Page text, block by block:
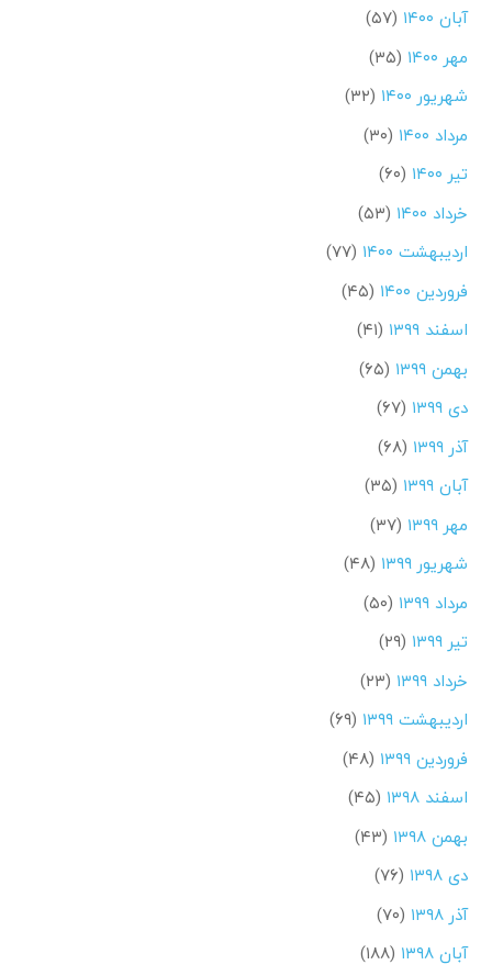
آبان ۱۴۰۰
(۵۷)
مهر ۱۴۰۰
(۳۵)
شهریور ۱۴۰۰
(۳۲)
مرداد ۱۴۰۰
(۳۰)
تیر ۱۴۰۰
(۶۰)
خرداد ۱۴۰۰
(۵۳)
اردیبهشت ۱۴۰۰
(۷۷)
فروردین ۱۴۰۰
(۴۵)
اسفند ۱۳۹۹
(۴۱)
بهمن ۱۳۹۹
(۶۵)
دی ۱۳۹۹
(۶۷)
آذر ۱۳۹۹
(۶۸)
آبان ۱۳۹۹
(۳۵)
مهر ۱۳۹۹
(۳۷)
شهریور ۱۳۹۹
(۴۸)
مرداد ۱۳۹۹
(۵۰)
تیر ۱۳۹۹
(۲۹)
خرداد ۱۳۹۹
(۲۳)
اردیبهشت ۱۳۹۹
(۶۹)
فروردین ۱۳۹۹
(۴۸)
اسفند ۱۳۹۸
(۴۵)
بهمن ۱۳۹۸
(۴۳)
دی ۱۳۹۸
(۷۶)
آذر ۱۳۹۸
(۷۰)
آبان ۱۳۹۸
(۱۸۸)